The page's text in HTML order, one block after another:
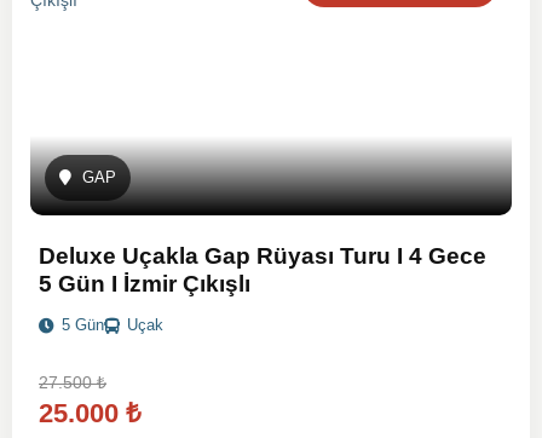
GAP
Deluxe Uçakla Gap Rüyası Turu I 4 Gece
5 Gün I İzmir Çıkışlı
5 Gün Uçak
27.500₺
25.000 ₺